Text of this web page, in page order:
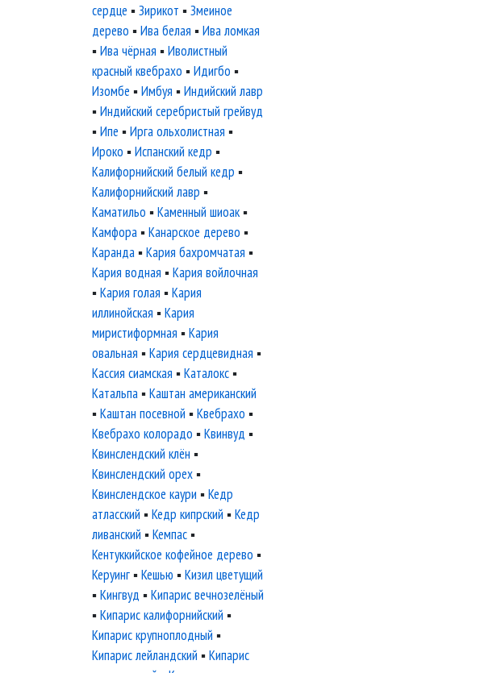
сердце ▪Зирикот ▪Змеиное
дерево ▪Ива белая ▪Ива ломкая
▪Ива чёрная ▪Иволистный
красный квебрахо ▪Идигбо ▪
Изомбе ▪Имбуя ▪Индийский лавр
▪Индийский серебристый грейвуд
▪Ипе ▪Ирга ольхолистная ▪
Ироко ▪Испанский кедр ▪
Калифорнийский белый кедр ▪
Калифорнийский лавр ▪
Каматильо ▪Каменный шиоак ▪
Камфора ▪Канарское дерево ▪
Каранда ▪Кария бахромчатая ▪
Кария водная ▪Кария войлочная
▪Кария голая ▪Кария
иллинойская ▪Кария
миристиформная ▪Кария
овальная ▪Кария сердцевидная ▪
Кассия сиамская ▪Каталокс ▪
Катальпа ▪Каштан американский
▪Каштан посевной ▪Квебрахо ▪
Квебрахо колорадо ▪Квинвуд ▪
Квинслендский клён ▪
Квинслендский орех ▪
Квинслендское каури ▪Кедр
атласский ▪Кедр кипрский ▪Кедр
ливанский ▪Кемпас ▪
Кентуккийское кофейное дерево ▪
Керуинг ▪Кешью ▪Кизил цветущий
▪Кингвуд ▪Кипарис вечнозелёный
▪Кипарис калифорнийский ▪
Кипарис крупноплодный ▪
Кипарис лейландский ▪Кипарис